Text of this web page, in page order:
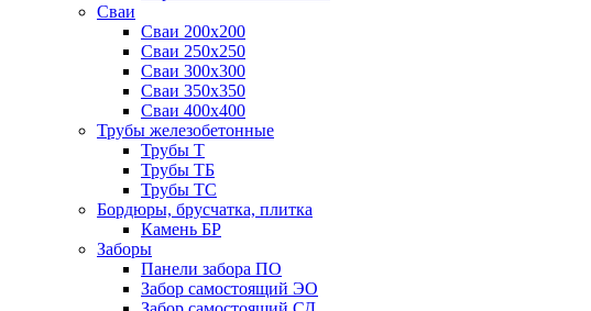
Сваи
Сваи 200х200
Сваи 250х250
Сваи 300х300
Сваи 350х350
Сваи 400х400
Трубы железобетонные
Трубы Т
Трубы ТБ
Трубы ТС
Бордюры, брусчатка, плитка
Камень БР
Заборы
Панели забора ПО
Забор самостоящий ЭО